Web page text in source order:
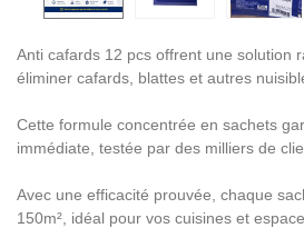
Anti cafards 12 pcs offrent une solution
éliminer cafards, blattes et autres
Cette formule concentrée en sachets
immédiate, testée par des milliers de
Avec une efficacité prouvée, chaque
150m², idéal pour vos cuisines et